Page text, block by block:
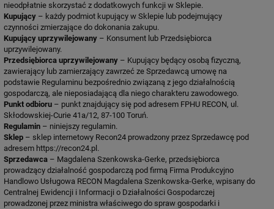
nieodpłatnie skorzystać z dodatkowych funkcji w Sklepie.
Kupujący – każdy podmiot kupujący w Sklepie lub podejmujący
czynności zmierzające do dokonania zakupu.
Kupujący uprzywilejowany – Konsument lub Przedsiębiorca
uprzywilejowany.
Przedsiębiorca uprzywilejowany – Kupujący będący osobą fizyczną,
zawierający lub zamierzający zawrzeć ze Sprzedawcą umowę na
podstawie Regulaminu bezpośrednio związaną z jego działalnością
gospodarczą, ale nieposiadającą dla niego charakteru zawodowego.
Punkt odbioru – punkt znajdujący się pod adresem FPHU RECON, ul.
Skłodowskiej-Curie 41a/12, 87-100 Toruń.
Regulamin – niniejszy regulamin.
Sklep – sklep internetowy Recon24 prowadzony przez Sprzedawcę pod
adresem https://recon24.pl.
Sprzedawca – Magdalena Szenkowska-Gerke, przedsiębiorca
prowadzący działalność gospodarczą pod firmą Firma Produkcyjno
Handlowo Usługowa RECON Magdalena Szenkowska-Gerke, wpisany do
Centralnej Ewidencji i Informacji o Działalności Gospodarczej
prowadzonej przez ministra właściwego do spraw gospodarki i